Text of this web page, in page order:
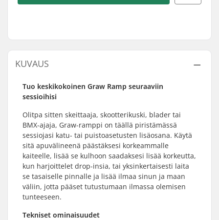
KUVAUS
Tuo keskikokoinen Graw Ramp seuraaviin
sessioihisi
Olitpa sitten skeittaaja, skootterikuski, blader tai
BMX-ajaja, Graw-ramppi on täällä piristämässä
sessiojasi katu- tai puistoasetusten lisäosana. Käytä
sitä apuvälineenä päästäksesi korkeammalle
kaiteelle, lisää se kulhoon saadaksesi lisää korkeutta,
kun harjoittelet drop-insia, tai yksinkertaisesti laita
se tasaiselle pinnalle ja lisää ilmaa sinun ja maan
väliin, jotta pääset tutustumaan ilmassa olemisen
tunteeseen.
Tekniset ominaisuudet